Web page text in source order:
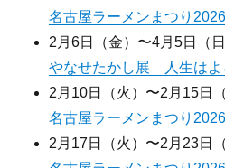
名古屋ラーメンまつり2026
2月6日（金）〜4月5日（日
やなせたかし展 人生はよ
2月10日（火）〜2月15日（
名古屋ラーメンまつり2026
2月17日（火）〜2月23日